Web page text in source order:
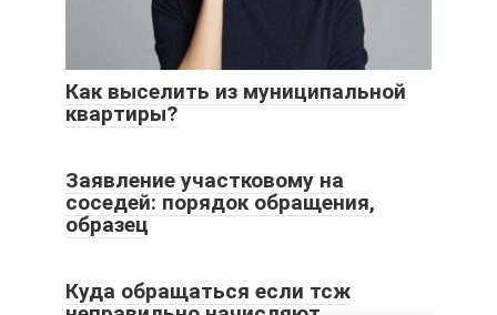
Как выселить из муниципальной
квартиры?
Заявление участковому на
соседей: порядок обращения,
образец
Куда обращаться если тсж